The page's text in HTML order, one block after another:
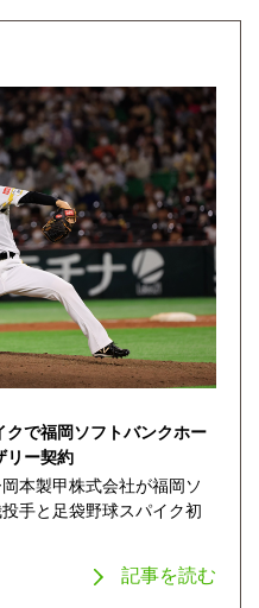
で福岡ソフトバンクホー
リー契約
本製甲株式会社が福岡ソ
手と足袋野球スパイク初
記事を読む